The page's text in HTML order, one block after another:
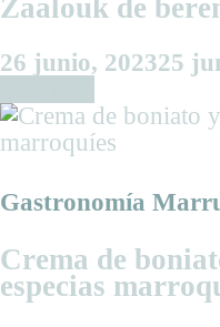
Zaalouk de
26 junio, 202325
Gastronomía
Crema de
especias